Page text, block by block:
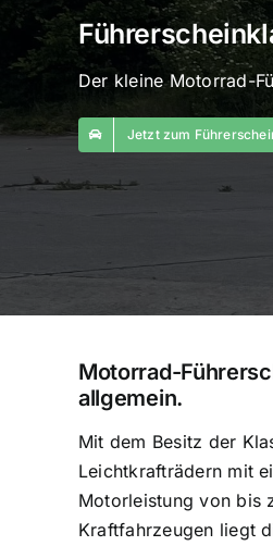
Der kleine Motorrad-
Jetzt zum
Motorrad-
allgemein.
Mit dem Besitz der
Leichtkrafträdern mit
Motorleistung von bis
Kraftfahrzeugen liegt